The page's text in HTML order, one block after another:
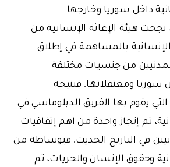
داخل سوريا وخارجها
نجحت هيئة الإغاثة الإنسانية من
بالمساهمة في إطلاق
من جنسيات مختلفة
ومعتقلاتها. فنتيجة
يقوم بها الفريق الدبلوماسي في
تم إنجاز واحدة من اهم إتفاقيات
في التاريخ الحديث. فبوساطة من
وحقوق الإنسان والحريات، تم